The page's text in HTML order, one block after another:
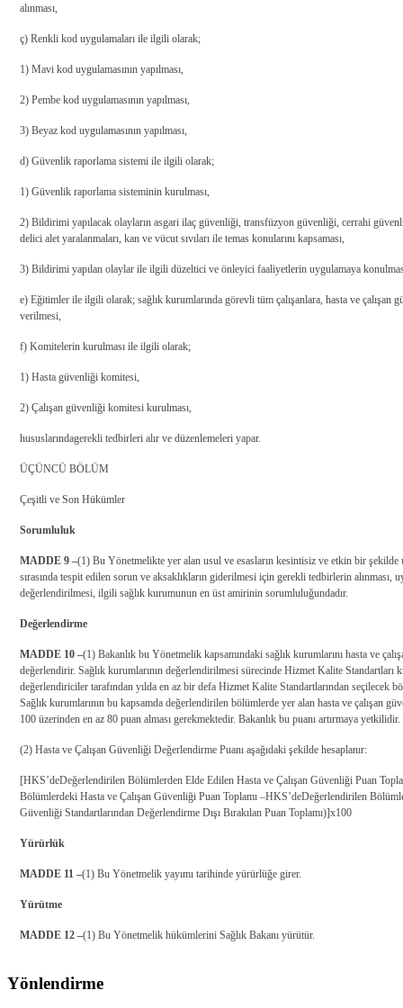
alınması,
ç) Renkli kod uygulamaları ile ilgili olarak;
1) Mavi kod uygulamasının yapılması,
2) Pembe kod uygulamasının yapılması,
3) Beyaz kod uygulamasının yapılması,
d) Güvenlik raporlama sistemi ile ilgili olarak;
1) Güvenlik raporlama sisteminin kurulması,
2) Bildirimi yapılacak olayların asgari ilaç güvenliği, transfüzyon güvenliği, cerrahi
delici alet yaralanmaları, kan ve vücut sıvıları ile temas konularını kapsaması,
3) Bildirimi yapılan olaylar ile ilgili düzeltici ve önleyici faaliyetlerin uygulamaya
e) Eğitimler ile ilgili olarak; sağlık kurumlarında görevli tüm çalışanlara, hasta ve çalışan
verilmesi,
f) Komitelerin kurulması ile ilgili olarak;
1) Hasta güvenliği komitesi,
2) Çalışan güvenliği komitesi kurulması,
hususlarındagerekli tedbirleri alır ve düzenlemeleri yapar.
ÜÇÜNCÜ BÖLÜM
Çeşitli ve Son Hükümler
Sorumluluk
MADDE 9 –(1) Bu Yönetmelikte yer alan usul ve esasların kesintisiz ve etkin bir şekilde
sırasında tespit edilen sorun ve aksaklıkların giderilmesi için gerekli tedbirlerin alınması,
değerlendirilmesi, ilgili sağlık kurumunun en üst amirinin sorumluluğundadır.
Değerlendirme
MADDE 10 –(1) Bakanlık bu Yönetmelik kapsamındaki sağlık kurumlarını hasta ve
değerlendirir. Sağlık kurumlarının değerlendirilmesi sürecinde Hizmet Kalite Standartları
değerlendiriciler tarafından yılda en az bir defa Hizmet Kalite Standartlarından seçilecek
Sağlık kurumlarının bu kapsamda değerlendirilen bölümlerde yer alan hasta ve çalışan
100 üzerinden en az 80 puan alması gerekmektedir. Bakanlık bu puanı artırmaya yetkilidir.
(2) Hasta ve Çalışan Güvenliği Değerlendirme Puanı aşağıdaki şekilde hesaplanır:
[HKS’deDeğerlendirilen Bölümlerden Elde Edilen Hasta ve Çalışan Güvenliği Puan
Bölümlerdeki Hasta ve Çalışan Güvenliği Puan Toplamı –HKS’deDeğerlendirilen
Güvenliği Standartlarından Değerlendirme Dışı Bırakılan Puan Toplamı)]x100
Yürürlük
MADDE 11 –(1) Bu Yönetmelik yayımı tarihinde yürürlüğe girer.
Yürütme
MADDE 12 –(1) Bu Yönetmelik hükümlerini Sağlık Bakanı yürütür.
Yönlendirme